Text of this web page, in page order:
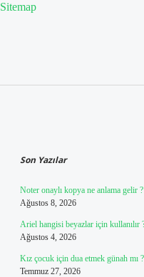
Sitemap
Son Yazılar
Noter onaylı kopya ne anlama gelir ?
Ağustos 8, 2026
Ariel hangisi beyazlar için kullanılır
Ağustos 4, 2026
Kız çocuk için dua etmek günah mı ?
Temmuz 27, 2026